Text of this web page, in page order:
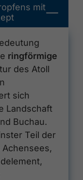
mit
ringförmige
des Atoll
sich
Landschaft
Buchau.
Teil der